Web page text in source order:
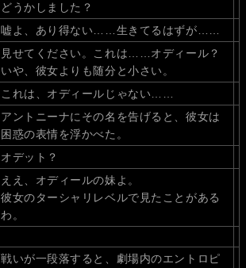
どうかしました？
嘘よ、あり得ない……生きてるはずが……
見せてください。これは……オディール？
いや、彼女よりも随分と小さい。
これは、オディールじゃない……
アントニーナにその名を告げると、彼女は
困惑の表情を浮かべた。
オデット？
ええ、オディールの妹よ。
彼女のターシャリレベルで見たことがある
わ。
戦いが一段落すると、劇場内のエントロピ